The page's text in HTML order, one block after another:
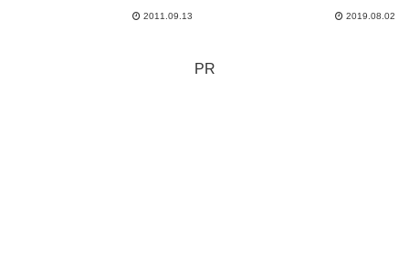
2011.09.13
事をしつつ、コーヒーを飲んだり、
ができる。とこと...
2019.08.02
PR